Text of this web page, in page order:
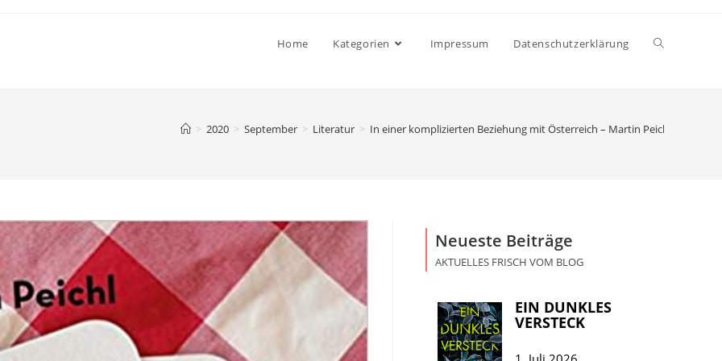
Home Kategorien Impressum Datenschutzerklärung
> 2020 > September > Literatur > In einer komplizierten Beziehung mit Österreich – Martin Peichl
Neueste Beiträge
AKTUELLES FRISCH VOM BLOG
EIN DUNKLES
VERSTECK